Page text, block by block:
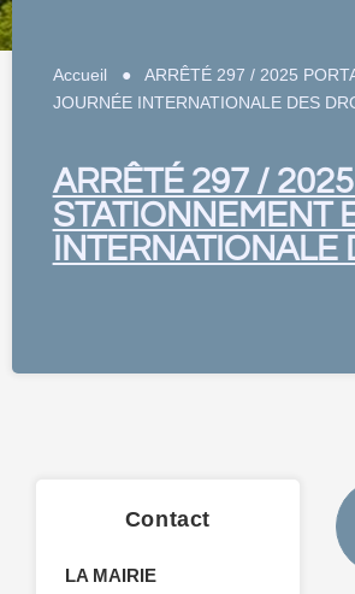
Accueil ● ARRÊTÉ 297 / 2025
JOURNÉE INTERNATIONALE DES
ARRÊTÉ 297 /
STATIONNEMENT
INTERNATIONALE
Contact
LA MAIRIE